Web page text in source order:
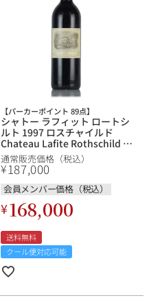
【パーカーポイント 89点】
シャトー ラフィット ロートシ
ルト 1997 ロスチャイルド
Chateau Lafite Rothschild フ
ランス ボルドー 赤ワイン
通常販売価格（税込）
¥187,000
会員メンバー価格（税込）
¥168,000
送料無料
クール便対応可能